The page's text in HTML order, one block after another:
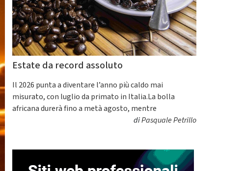
Estate da record assoluto
Il 2026 punta a diventare l’anno più caldo mai
misurato, con luglio da primato in Italia.La bolla
africana durerà fino a metà agosto, mentre
diPasquale Petrillo